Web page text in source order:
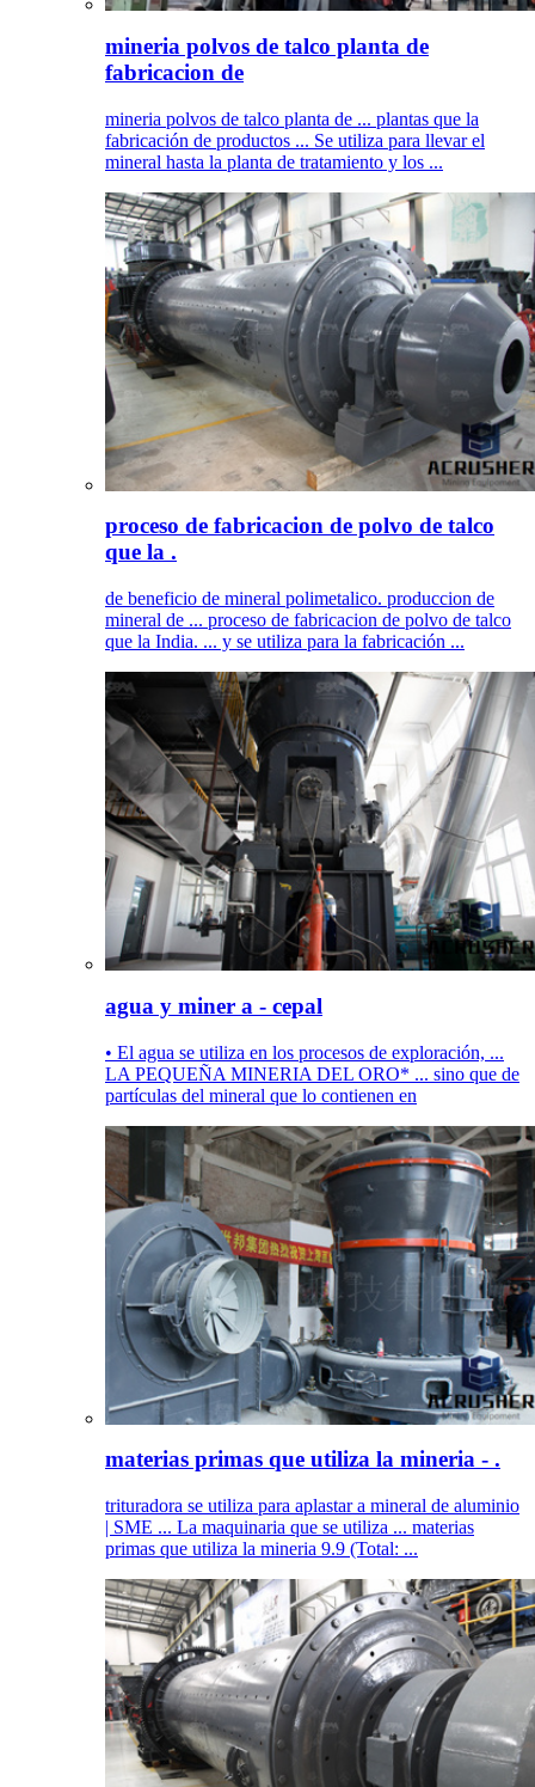
mineria polvos de talco planta de
fabricacion de
mineria polvos de talco planta de ... plantas que la
fabricación de productos ... Se utiliza para llevar el
mineral hasta la planta de tratamiento y los ...
proceso de fabricacion de polvo de talco
que la .
de beneficio de mineral polimetalico. produccion de
mineral de ... proceso de fabricacion de polvo de talco
que la India. ... y se utiliza para la fabricación ...
agua y miner a - cepal
• El agua se utiliza en los procesos de exploración, ...
LA PEQUEÑA MINERIA DEL ORO* ... sino que de
partículas del mineral que lo contienen en
materias primas que utiliza la mineria - .
trituradora se utiliza para aplastar a mineral de aluminio
| SME ... La maquinaria que se utiliza ... materias
primas que utiliza la mineria 9.9 (Total: ...